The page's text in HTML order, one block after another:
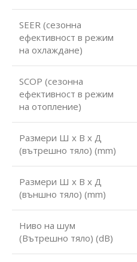
SEER (сезонна
ефективност в режим
на охлаждане)
SCOP (сезонна
ефективност в режим
на отопление)
Размери Ш х В х Д
(вътрешно тяло) (mm)
Размери Ш х В х Д
(външно тяло) (mm)
Ниво на шум
(Вътрешно тяло) (dB)